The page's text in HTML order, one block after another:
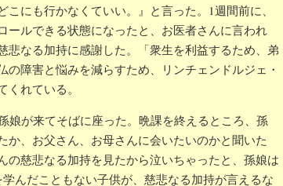
にも行かなくていい。』と言った。1週間前に、
ルできる状態になったと、お医者さんに言われ
なる加持に感謝した。「衆生を利益するため、弟
障害と悩みを減らすため、リンチェンドルジェ・
れている。
娘が来てそばに座った。晩課を終えるところ、孫
、お父さん、お母さんに会いたいのかと聞いた
慈悲なる加持を見たから泣いちゃったと、孫娘は
んだこともない子供が、慈悲なる加持が言えるな